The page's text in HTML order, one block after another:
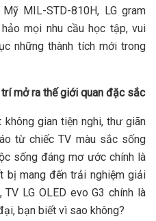
MIL-STD-810H, LG gram
mọi nhu cầu học tập, vui
những thành tích mới trong
mở ra thế giới quan đặc sắc
gian tiện nghi, thư giãn
từ chiếc TV màu sắc sống
sống đáng mơ ước chính là
bị mang đến trải nghiệm giải
LG OLED evo G3 chính là
bạn biết vì sao không?